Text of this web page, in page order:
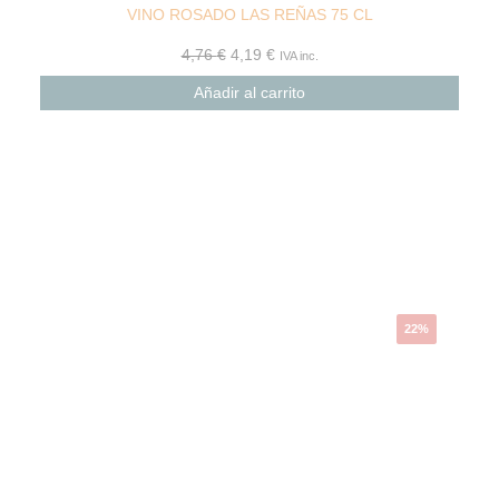
VINO ROSADO LAS REÑAS 75 CL
4,76€ 4,19 € IVA inc.
Añadir al carrito
22%